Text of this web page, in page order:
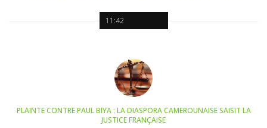
11:42
PLAINTE CONTRE PAUL BIYA : LA DIASPORA CAMEROUNAISE SAISIT LA
JUSTICE FRANÇAISE